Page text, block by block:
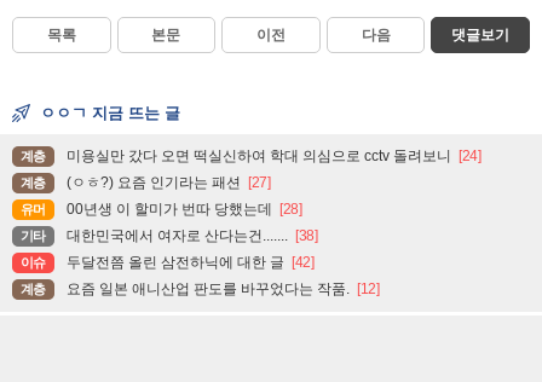
목록 본문 이전 다음 댓글보기
ㅇㅇㄱ 지금 뜨는 글
계층 미용실만 갔다 오면 떡실신하여 학대 의심으로 cctv 돌려보니 [24]
계층 (ㅇㅎ?) 요즘 인기라는 패션 [27]
유머 00년생 이 할미가 번따 당했는데 [28]
기타 대한민국에서 여자로 산다는건....... [38]
이슈 두달전쯤 올린 삼전하닉에 대한 글 [42]
계층 요즘 일본 애니산업 판도를 바꾸었다는 작품. [12]